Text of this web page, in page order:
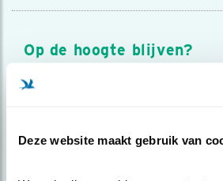
Deze website maakt gebruik van
Op de hoogte blijven?
Meld je aan en ontvang nieuws,
over vogels en activiteiten van